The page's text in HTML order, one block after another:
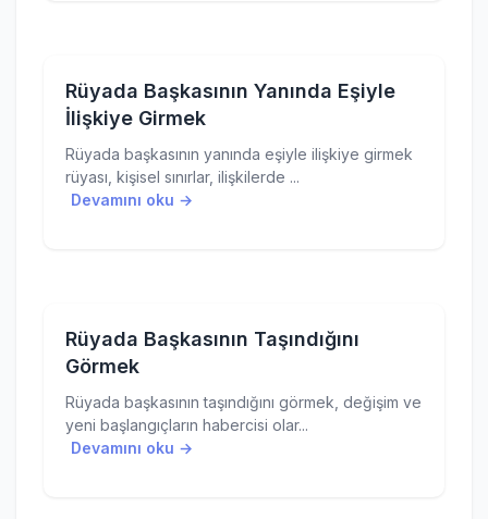
Rüyada Başkasının Yanında Eşiyle
İlişkiye Girmek
Rüyada başkasının yanında eşiyle ilişkiye girmek
rüyası, kişisel sınırlar, ilişkilerde ...
Devamını oku →
Rüyada Başkasının Taşındığını
Görmek
Rüyada başkasının taşındığını görmek, değişim ve
yeni başlangıçların habercisi olar...
Devamını oku →